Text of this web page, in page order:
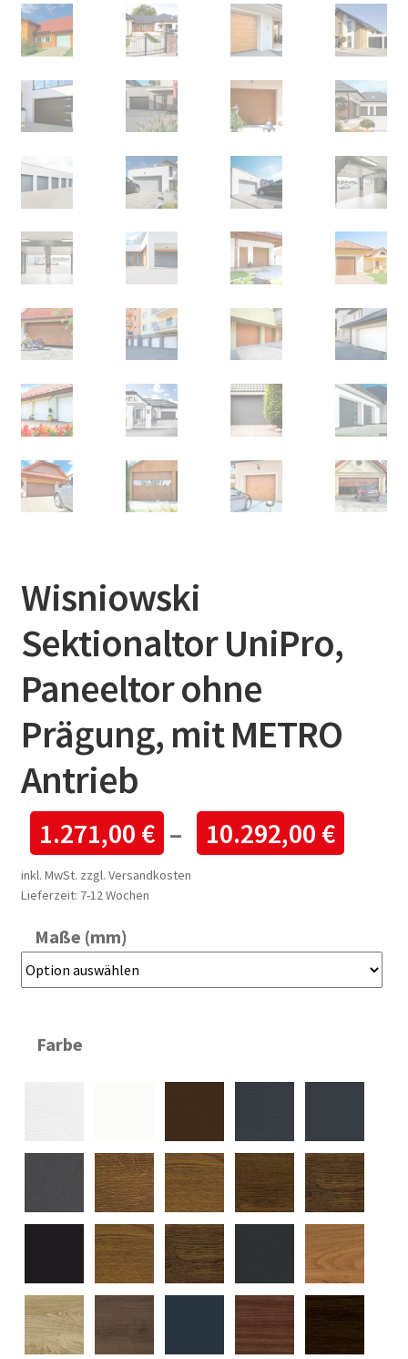
Wisniowski
Sektionaltor UniPro,
Paneeltor ohne
Prägung, mit METRO
Antrieb
1.271,00 € – 10.292,00 €
inkl. MwSt. zzgl. Versandkosten
Lieferzeit: 7-12 Wochen
Maße (mm)
Farbe